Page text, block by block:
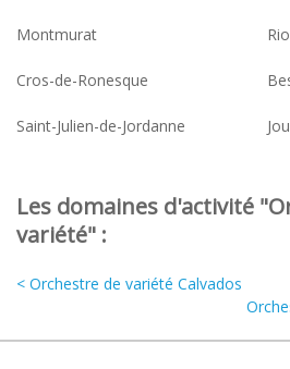
Montmurat
Cros-de-Ronesque
Saint-Julien-de-Jordanne
Les domaines d'activité
variété" :
< Orchestre de variété Calvados